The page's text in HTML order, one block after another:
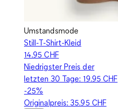
Umstandsmode
Still-T-Shirt-Kleid
14.95 CHF
Niedrigster Preis der
letzten 30 Tage:19.95 CHF
-25%
Originalpreis:35.95 CHF